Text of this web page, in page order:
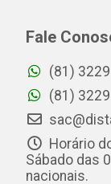
Fale
(81)
(81)
Horário
Sábado das
nacionais.